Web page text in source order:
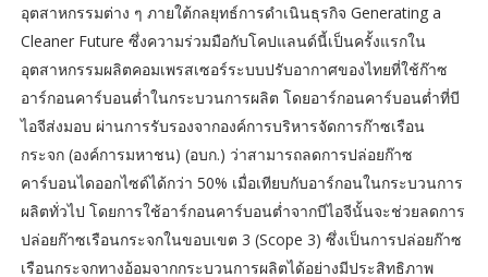
อุตสาหกรรมต่าง ๆ ภายใต้กลยุทธ์การดำเนินธุรกิจ Generating a
Cleaner Future ซึ่งความร่วมมือกับโคปแลนด์นี้เป็นครั้งแรกใน
อุตสาหกรรมผลิตคอมเพรสเซอร์ระบบปรับอากาศของไทยที่ใช้ก๊าซ
อาร์กอนคาร์บอนต่ำในกระบวนการผลิต โดยอาร์กอนคาร์บอนต่ำที่บี
ไอจีส่งมอบ ผ่านการรับรองจากองค์การบริหารจัดการก๊าซเรือน
กระจก (องค์การมหาชน) (อบก.) ว่าสามารถลดการปล่อยก๊าซ
คาร์บอนไดออกไซด์ได้กว่า 50% เมื่อเทียบกับอาร์กอนในกระบวนการ
ผลิตทั่วไป โดยการใช้อาร์กอนคาร์บอนต่ำจากบีไอจีนั้นจะช่วยลดการ
ปล่อยก๊าซเรือนกระจกในขอบเขต 3 (Scope 3) ซึ่งเป็นการปล่อยก๊าซ
เรือนกระจกทางอ้อมจากกระบวนการผลิตได้อย่างมีประสิทธิภาพ